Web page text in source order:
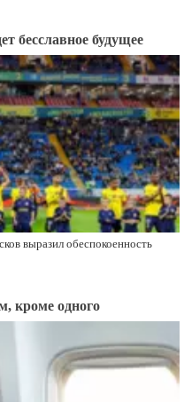
бесславное будущее
выразил обеспокоенность
кроме одного